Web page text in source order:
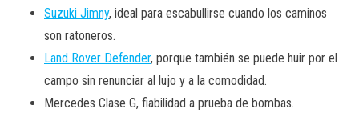
Suzuki Jimny, ideal para escabullirse cuando los caminos
son ratoneros.
Land Rover Defender, porque también se puede huir por el
campo sin renunciar al lujo y a la comodidad.
Mercedes Clase G, fiabilidad a prueba de bombas.